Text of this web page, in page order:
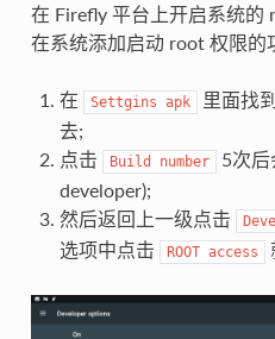
在 Firefly 平台上开启系统的
在系统添加启动 root 权限的
在 Settgins apk 里面找
去;
点击
Build number
5次后
developer);
然后返回上一级点击
选项中点击
ROOT access